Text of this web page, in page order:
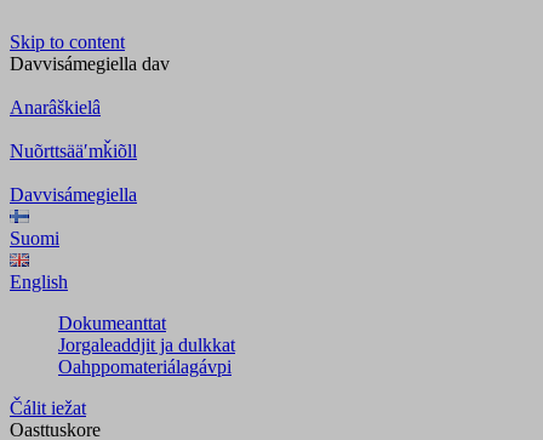
Skip to content
Davvisámegiella dav
Anarâškielâ
Nuõrttsääʹmǩiõll
Davvisámegiella
Suomi
English
Dokumeanttat
Jorgaleaddjit ja dulkkat
Oahppomateriálagávpi
Čálit iežat
Oasttuskore